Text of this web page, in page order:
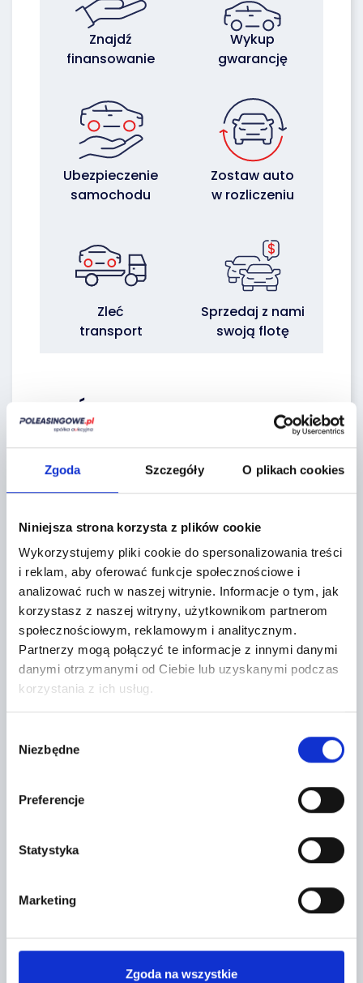
Zgoda Szczegóły O plikach cookies
Niniejsza strona korzysta z plików cookie
Wykorzystujemy pliki cookie do spersonalizowania treści
i reklam, aby oferować funkcje społecznościowe i
analizować ruch w naszej witrynie. Informacje o tym, jak
korzystasz z naszej witryny, użytkownikom partnerom
społecznościowym, reklamowym i analitycznym.
Partnerzy mogą połączyć te informacje z innymi danymi
danymi otrzymanymi od Ciebie lub uzyskanymi podczas
korzystania z ich usług.
zgody
Niezbędne
Preferencje
Statystyka
Marketing
Zgoda na wszystkie
Znajdź
finansowanie
Wykup
gwarancję
Ubezpieczenie
samochodu
Zostaw auto
w rozliczeniu
Zleć
transport
Sprzedaj z nami
swoją flotę
WŁAŚCICIEL :
Erste Leasing
Regulaminy sprzedawcy
Lokalizacja:
55-300 Komorniki,
+